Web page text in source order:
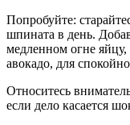
Попробуйте:
шпината в день.
медленном огне
авокадо, для
Относитесь
если дело касается